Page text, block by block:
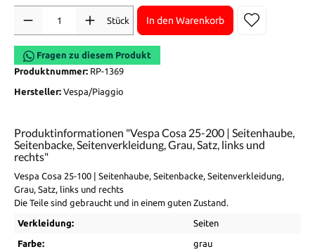
Stück
In den Warenkorb
Fragen zu diesem Produkt
Produktnummer: RP-1369
Hersteller: Vespa/Piaggio
Produktinformationen "Vespa Cosa 25-200 | Seitenhaube,
Seitenbacke, Seitenverkleidung, Grau, Satz, links und
rechts"
Vespa Cosa 25-100 | Seitenhaube, Seitenbacke, Seitenverkleidung,
Grau, Satz, links und rechts
Die Teile sind gebraucht und in einem guten Zustand.
Verkleidung: Seiten
Farbe: grau